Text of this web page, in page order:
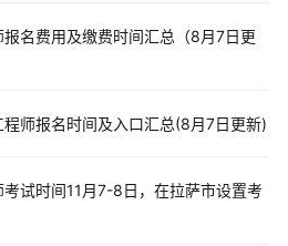
名还需要重新注册吗?
邮箱找回。
通常比报名窗口延长1-2天，但临近
付延迟或网络拥堵，导致缴费失败错
名费用及缴费时间汇总（8月7日更
师报名时间及入口汇总(8月7日更新)
试时间11月7-8日，在拉萨市设置考